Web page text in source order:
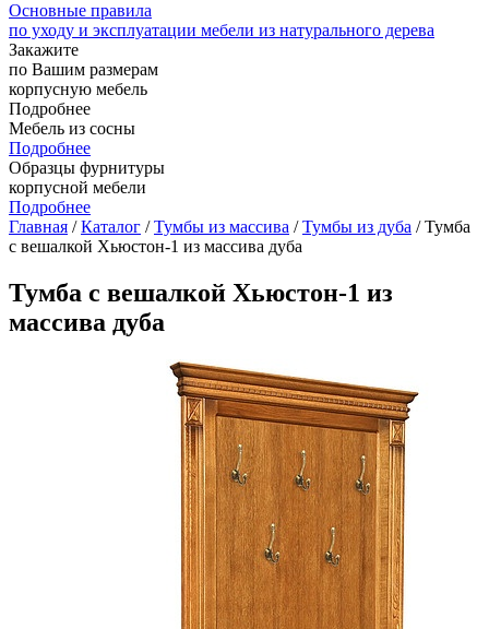
Основные правила
по уходу и эксплуатации мебели из натурального дерева
Закажите
по Вашим размерам
корпусную мебель
Подробнее
Мебель из сосны
Подробнее
Образцы фурнитуры
корпусной мебели
Подробнее
Главная /Каталог /Тумбы из массива /Тумбы из дуба / Тумба
с вешалкой Хьюстон-1 из массива дуба
Тумба с вешалкой Хьюстон-1 из
массива дуба